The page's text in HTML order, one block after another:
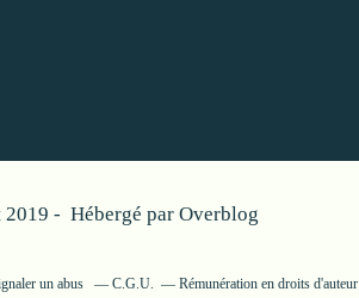
2019 - Hébergé par Overblog
un abus C.G.U. Rémunération en droits d'auteur